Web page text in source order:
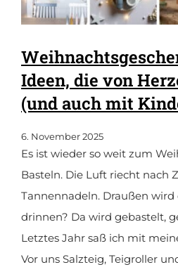
Ideen, die von
(und auch mit
6. November 2025
Es ist wieder so weit zum
Basteln. Die Luft riecht nach
Tannennadeln. Draußen
drinnen? Da wird gebastelt,
Letztes Jahr saß ich mit
Vor uns Salzteig, Teigroller